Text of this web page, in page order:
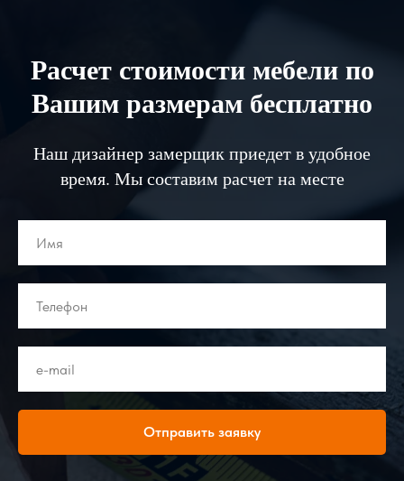
Расчет стоимости мебели по
Вашим размерам бесплатно
Наш дизайнер замерщик приедет в удобное
время. Мы составим расчет на месте
Отправить заявку